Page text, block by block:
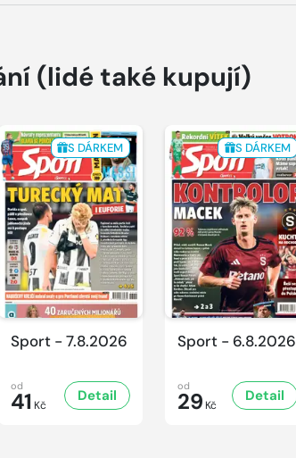
(lidé také kupují)
S DÁRKEM
Sport - 7.8.2026
od
41 Kč
Detail
S DÁRKEM
Sport - 6.8.2026
od
29 Kč
Detail